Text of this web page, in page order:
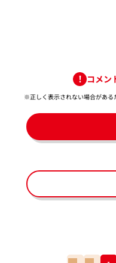
コメン
※正しく表示されない場合がある